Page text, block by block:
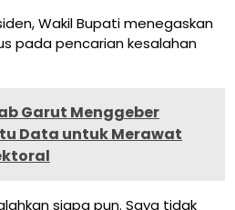
Wakil Bupati menegaskan
pada pencarian kesalahan
Garut Menggeber
Data untuk Merawat
siapa pun. Saya tidak